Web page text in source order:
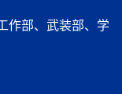
作部、武装部、学